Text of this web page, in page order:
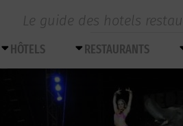
Le guide des hotels
HÔTELS RESTAURANTS